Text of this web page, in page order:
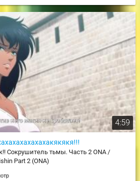
4:59
Сокрушитель тьмы. Часть 2 ONA /
Part 2 (ONA)